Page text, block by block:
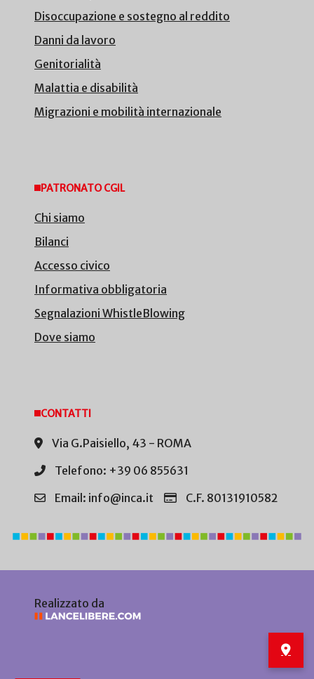
Disoccupazione e sostegno al reddito
Danni da lavoro
Genitorialità
Malattia e disabilità
Migrazioni e mobilità internazionale
PATRONATO CGIL
Chi siamo
Bilanci
Accesso civico
Informativa obbligatoria
Segnalazioni WhistleBlowing
Dove siamo
CONTATTI
Via G.Paisiello, 43 - ROMA
Telefono: +39 06 855631
Email: info@inca.it
C.F. 80131910582
Realizzato da